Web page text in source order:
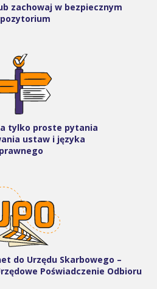
zachowaj w bezpiecznym
tylko proste pytania
ustaw i języka
prawnego
do Urzędu Skarbowego –
Poświadczenie Odbioru